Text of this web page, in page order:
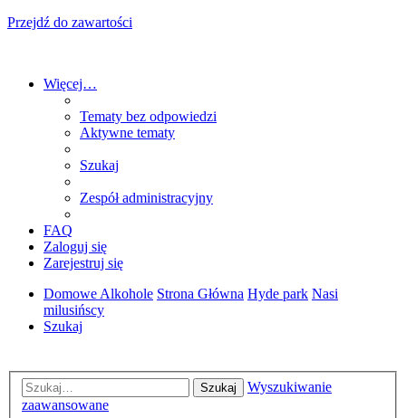
Przejdź do zawartości
Więcej…
Tematy bez odpowiedzi
Aktywne tematy
Szukaj
Zespół administracyjny
FAQ
Zaloguj się
Zarejestruj się
Domowe Alkohole Strona Główna Hyde park Nasi
milusińscy
Szukaj
Szukaj
Wyszukiwanie
zaawansowane